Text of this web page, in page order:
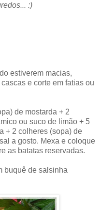
:)
estiverem macias,
e corte em fatias ou
de mostarda + 2
ou suco de limão + 5
+ 2 colheres (sopa) de
a gosto. Mexa e coloque
as batatas reservadas.
buquê de salsinha